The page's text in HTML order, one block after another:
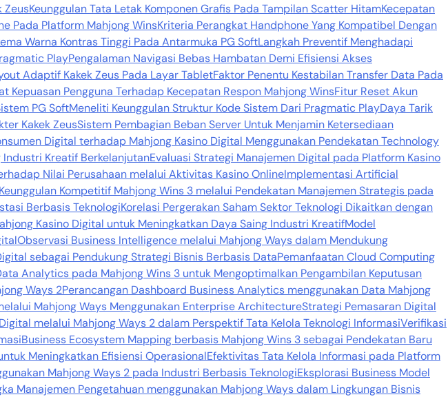
ZeusKeunggulan Tata Letak Komponen Grafis Pada Tampilan Scatter HitamKecepatan
Pada Platform Mahjong WinsKriteria Perangkat Handphone Yang Kompatibel Dengan
Warna Kontras Tinggi Pada Antarmuka PG SoftLangkah Preventif Menghadapi
PlayPengalaman Navigasi Bebas Hambatan Demi Efisiensi Akses
Adaptif Kakek Zeus Pada Layar TabletFaktor Penentu Kestabilan Transfer Data Pada
Kepuasan Pengguna Terhadap Kecepatan Respon Mahjong WinsFitur Reset Akun
PG SoftMeneliti Keunggulan Struktur Kode Sistem Dari Pragmatic PlayDaya Tarik
Kakek ZeusSistem Pembagian Beban Server Untuk Menjamin Ketersediaan
Digital terhadap Mahjong Kasino Digital Menggunakan Pendekatan Technology
Kreatif BerkelanjutanEvaluasi Strategi Manajemen Digital pada Platform Kasino
Nilai Perusahaan melalui Aktivitas Kasino OnlineImplementasi Artificial
Kompetitif Mahjong Wins 3 melalui Pendekatan Manajemen Strategis pada
Berbasis TeknologiKorelasi Pergerakan Saham Sektor Teknologi Dikaitkan dengan
Kasino Digital untuk Meningkatkan Daya Saing Industri KreatifModel
Observasi Business Intelligence melalui Mahjong Ways dalam Mendukung
sebagai Pendukung Strategi Bisnis Berbasis DataPemanfaatan Cloud Computing
Analytics pada Mahjong Wins 3 untuk Mengoptimalkan Pengambilan Keputusan
Ways 2Perancangan Dashboard Business Analytics menggunakan Data Mahjong
Mahjong Ways Menggunakan Enterprise ArchitectureStrategi Pemasaran Digital
melalui Mahjong Ways 2 dalam Perspektif Tata Kelola Teknologi InformasiVerifikasi
Business Ecosystem Mapping berbasis Mahjong Wins 3 sebagai Pendekatan Baru
Meningkatkan Efisiensi OperasionalEfektivitas Tata Kelola Informasi pada Platform
Mahjong Ways 2 pada Industri Berbasis TeknologiEksplorasi Business Model
Manajemen Pengetahuan menggunakan Mahjong Ways dalam Lingkungan Bisnis